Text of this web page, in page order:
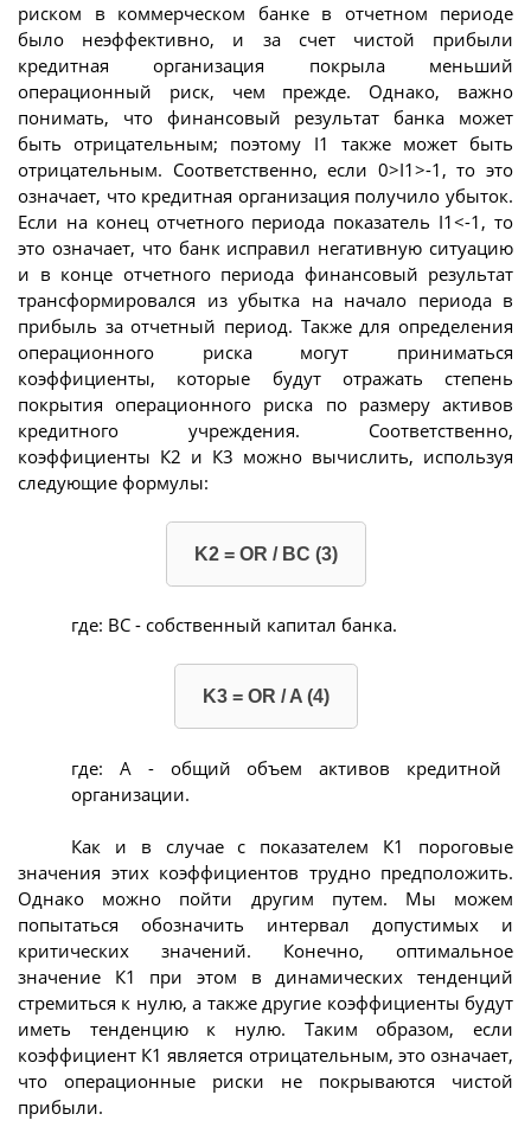
риском в коммерческом банке в отчетном периоде
было неэффективно, и за счет чистой прибыли
кредитная организация покрыла меньший
операционный риск, чем прежде. Однако, важно
понимать, что финансовый результат банка может
быть отрицательным; поэтому I1 также может быть
отрицательным. Соответственно, если 0>I1>-1, то это
означает, что кредитная организация получило убыток.
Если на конец отчетного периода показатель I1<-1, то
это означает, что банк исправил негативную ситуацию
и в конце отчетного периода финансовый результат
трансформировался из убытка на начало периода в
прибыль за отчетный период. Также для определения
операционного риска могут приниматься
коэффициенты, которые будут отражать степень
покрытия операционного риска по размеру активов
кредитного учреждения. Соответственно,
коэффициенты К2 и К3 можно вычислить, используя
следующие формулы:
K2 = OR / BC (3)
где: BC - собственный капитал банка.
K3 = OR / A (4)
где: А - общий объем активов кредитной
организации.
Как и в случае с показателем К1 пороговые
значения этих коэффициентов трудно предположить.
Однако можно пойти другим путем. Мы можем
попытаться обозначить интервал допустимых и
критических значений. Конечно, оптимальное
значение К1 при этом в динамических тенденций
стремиться к нулю, а также другие коэффициенты будут
иметь тенденцию к нулю. Таким образом, если
коэффициент К1 является отрицательным, это означает,
что операционные риски не покрываются чистой
прибыли.